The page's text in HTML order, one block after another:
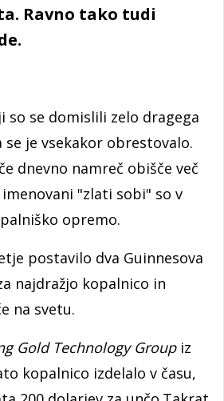
Ravno tako tudi
so se domislili zelo dragega
se je vsekakor obrestovalo.
dnevno namreč obišče več
"zlati sobi" so v
opremo.
postavilo dva Guinnesova
najdražjo kopalnico in
na svetu.
Gold Technology Groupiz
kopalnico izdelalo v času,